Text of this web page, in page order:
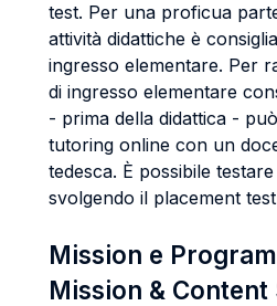
test. Per una proficua
attività didattiche è
ingresso elementare. Per
di ingresso elementare
- prima della didattica -
tutoring online con un
tedesca. È possibile
svolgendo il placement
Mission e
Mission &